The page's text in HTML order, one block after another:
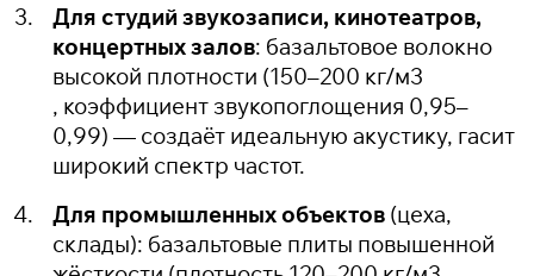
Для студий звукозаписи, кинотеатров,
концертных залов: базальтовое волокно
высокой плотности (150–200 кг/м3
, коэффициент звукопоглощения 0,95–
0,99) — создаёт идеальную акустику, гасит
широкий спектр частот.
Для промышленных объектов (цеха,
склады): базальтовые плиты повышенной